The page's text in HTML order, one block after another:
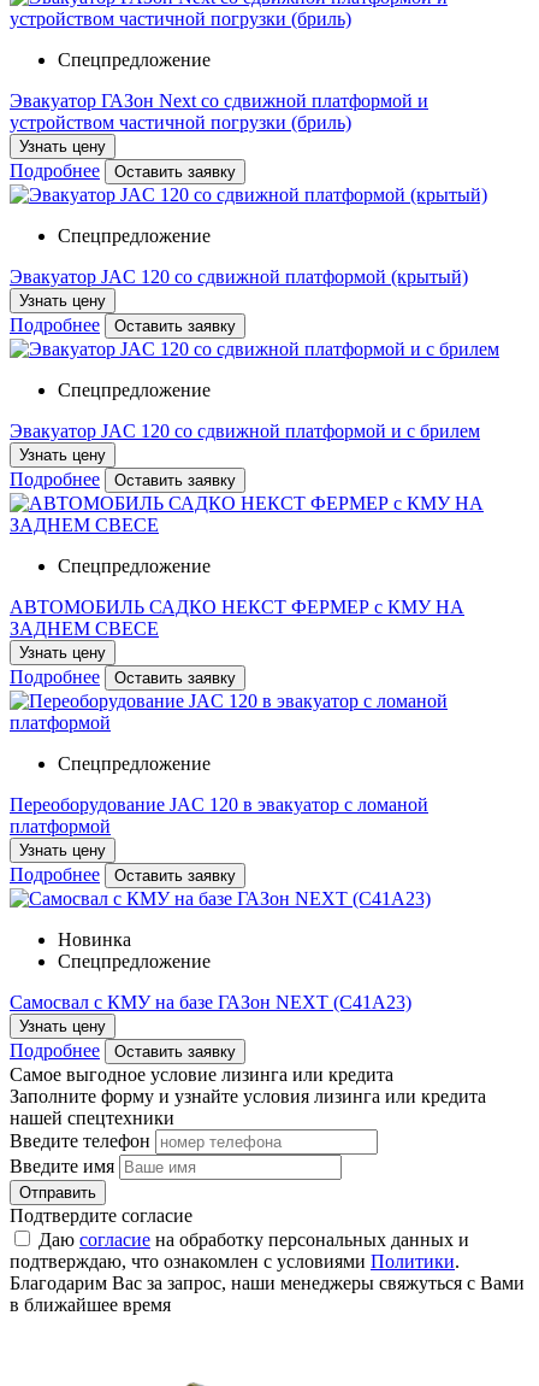
Спецпредложение
Эвакуатор ГАЗон Next со сдвижной платформой и
устройством частичной погрузки (бриль)
Узнать цену
Подробнее Оставить заявку
Спецпредложение
Эвакуатор JAC 120 со сдвижной платформой (крытый)
Узнать цену
Подробнее Оставить заявку
Спецпредложение
Эвакуатор JAC 120 со сдвижной платформой и с брилем
Узнать цену
Подробнее Оставить заявку
Спецпредложение
АВТОМОБИЛЬ САДКО НЕКСТ ФЕРМЕР c КМУ НА
ЗАДНЕМ СВЕСЕ
Узнать цену
Подробнее Оставить заявку
Спецпредложение
Переоборудование JAC 120 в эвакуатор с ломаной
платформой
Узнать цену
Подробнее Оставить заявку
Новинка
Спецпредложение
Самосвал с КМУ на базе ГАЗон NEXT (С41A23)
Узнать цену
Подробнее Оставить заявку
Самое выгодное условие лизинга или кредита
Заполните форму и узнайте условия лизинга или кредита
нашей спецтехники
Введите телефон
Введите имя
Отправить
Подтвердите согласие
Даю согласие на обработку персональных данных и
подтверждаю, что ознакомлен с условиями Политики.
Благодарим Вас за запрос, наши менеджеры свяжуться с Вами
в ближайшее время